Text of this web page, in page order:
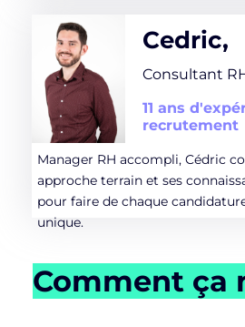
Manager RH accompli, Cédric
approche terrain et ses
pour faire de chaque
unique.
11 ans
recrutement
Consultant
Cedric,
Comment ça